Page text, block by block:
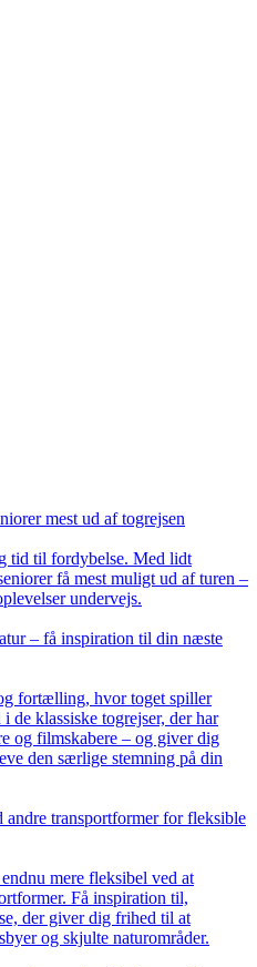
mest ud af togrejsen
tid til fordybelse. Med lidt
få mest muligt ud af turen –
undervejs.
– få inspiration til din næste
fortælling, hvor toget spiller
klassiske togrejser, der har
og filmskabere – og giver dig
den særlige stemning på din
transportformer for fleksible
mere fleksibel ved at
Få inspiration til,
der giver dig frihed til at
og skjulte naturområder.